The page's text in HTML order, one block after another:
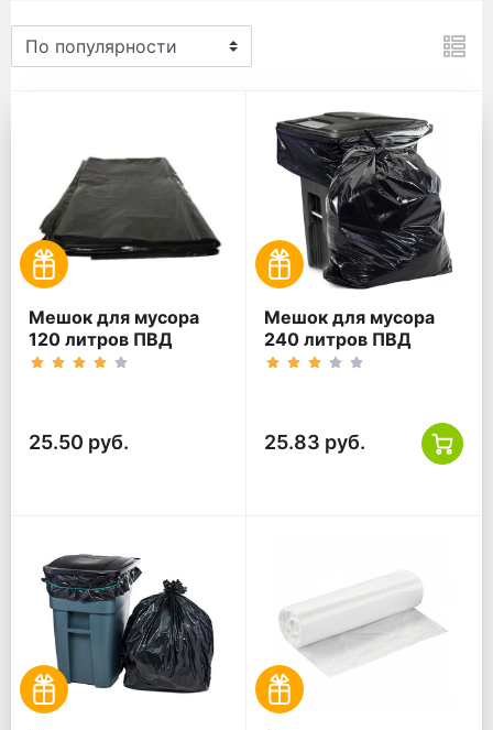
Мешки для мусора по
Мешок для мусора
120 литров ПВД
70*110 черный ГОСТ
25.50 руб.
Мешок для мусора
240 литров ПВД
черный размер
25.83 руб.